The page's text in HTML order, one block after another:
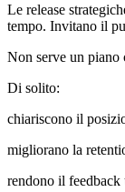
Le release
tempo. Invitano il
Non serve un piano
Di solito:
chiariscono il
migliorano la
rendono il feedback